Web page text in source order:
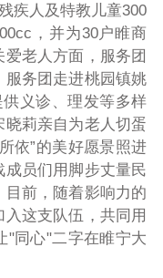
疾人及特教儿童300
，并为30户睢商
老人方面，服务团
务团走进桃园镇姚
义诊、理发等多样
莉亲自为老人切蛋
依”的美好愿景照进
员们用脚步丈量民
前，随着影响力的
这支队伍，共同用
"同心"二字在睢宁大